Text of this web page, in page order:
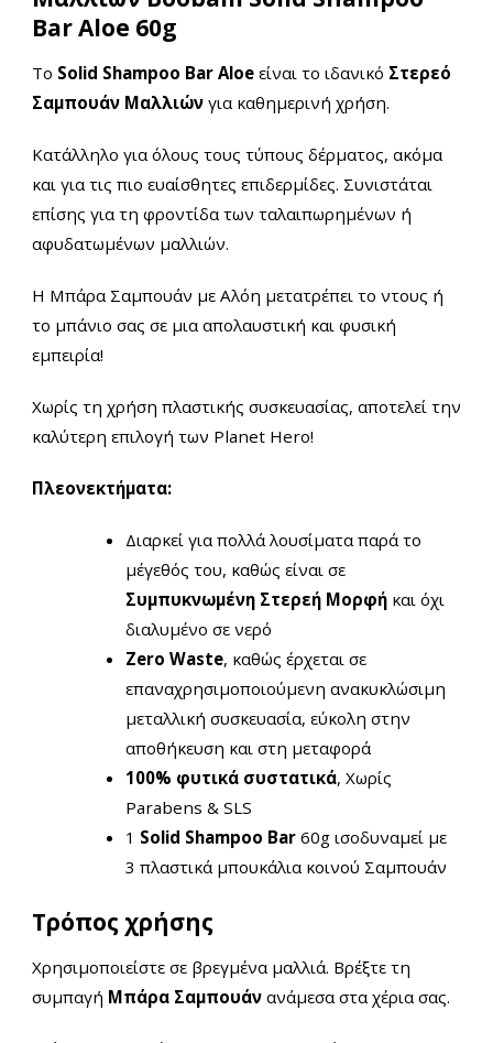
Bar Aloe 60g
Το Solid Shampoo Bar Aloe είναι το ιδανικό Στερεό
Σαμπουάν Μαλλιών για καθημερινή χρήση.
Κατάλληλο για όλους τους τύπους δέρματος, ακόμα
και για τις πιο ευαίσθητες επιδερμίδες. Συνιστάται
επίσης για τη φροντίδα των ταλαιπωρημένων ή
αφυδατωμένων μαλλιών.
Η Μπάρα Σαμπουάν με Αλόη μετατρέπει το ντους ή
το μπάνιο σας σε μια απολαυστική και φυσική
εμπειρία!
Χωρίς τη χρήση πλαστικής συσκευασίας, αποτελεί την
καλύτερη επιλογή των Planet Hero!
Πλεονεκτήματα:
Διαρκεί για πολλά λουσίματα παρά το
μέγεθός του, καθώς είναι σε
Συμπυκνωμένη Στερεή Μορφή και όχι
διαλυμένο σε νερό
Zero Waste, καθώς έρχεται σε
επαναχρησιμοποιούμενη ανακυκλώσιμη
μεταλλική συσκευασία, εύκολη στην
αποθήκευση και στη μεταφορά
100% φυτικά συστατικά, Χωρίς
Parabens & SLS
1 Solid Shampoo Bar 60g ισοδυναμεί με
3 πλαστικά μπουκάλια κοινού Σαμπουάν
Τρόπος χρήσης
Χρησιμοποιείστε σε βρεγμένα μαλλιά. Βρέξτε τη
συμπαγή Μπάρα Σαμπουάν ανάμεσα στα χέρια σας.